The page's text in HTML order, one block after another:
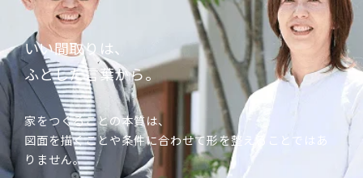
いい間取りは、
ふとした言葉から。
家をつくることの本質は、
図面を描くことや条件に合わせて形を整えることではあ
りません。